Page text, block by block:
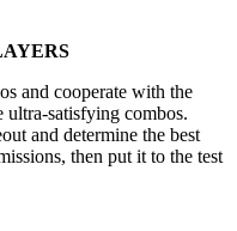
and cooperate with the
ultra-satisfying combos.
and determine the best
then put it to the test